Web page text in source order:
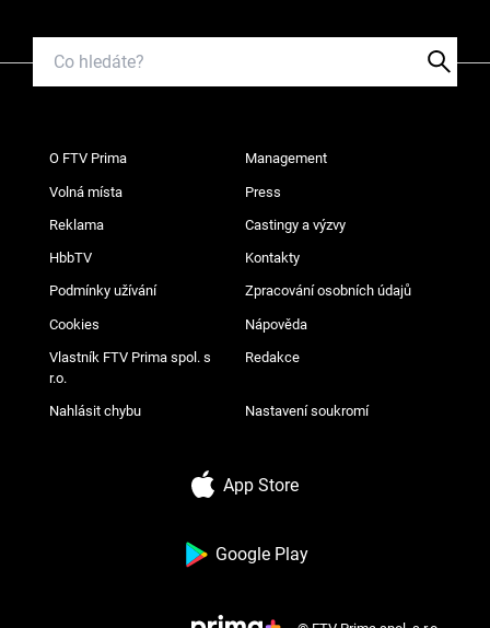
O FTV Prima Management
Volná místa Press
Reklama Castingy a výzvy
HbbTV Kontakty
Podmínky užívání Zpracování osobních údajů
Cookies Nápověda
Vlastník FTV Prima spol. s
r.o.
Redakce
Nahlásit chybu Nastavení soukromí
App Store
Google Play